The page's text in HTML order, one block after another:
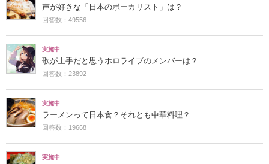
声が好きな「日本のボーカリスト」は？
回答数：49556
実施中
歌が上手だと思うホロライブのメンバーは？
回答数：23892
実施中
ラーメンって日本食？それとも中華料理？
回答数：19668
実施中